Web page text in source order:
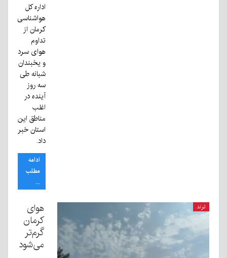
اداره کل
هواشناسی
کرمان از
تداوم
هوای سرد
و یخبندان
شبانه طی
سه روز
آینده در
اغلب
مناطق این
استان خبر
داد.
ادامه
مطلب
...
ترند
هوای
کرمان
گرم‌تر
می‌شود